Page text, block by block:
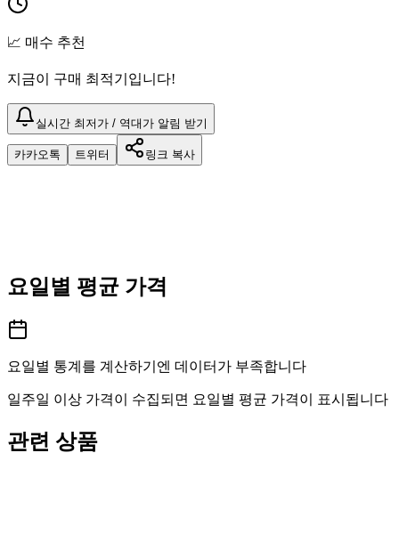
📈 매수 추천
지금이 구매 최적기입니다!
실시간 최저가 / 역대가 알림 받기
카카오톡 트위터 링크 복사
요일별 평균 가격
요일별 통계를 계산하기엔 데이터가 부족합니다
일주일 이상 가격이 수집되면 요일별 평균 가격이 표시됩니다
관련 상품